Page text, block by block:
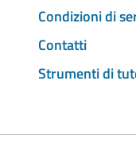
Condizioni di
Contatti
Strumenti di